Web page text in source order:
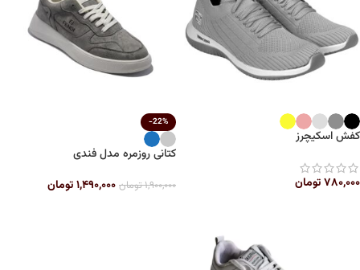
کفش اسکیچرز
۷۸۰,۰۰۰تومان
-22%
کتانی روزمره مدل فندی
۱,۹۰۰,۰۰۰تومان ۱,۴۹۰,۰۰۰تومان